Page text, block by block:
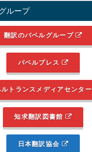
ループ
翻訳のバベルグループ
バベルプレス
ルトランスメディアセンター
知求翻訳図書館
日本翻訳協会